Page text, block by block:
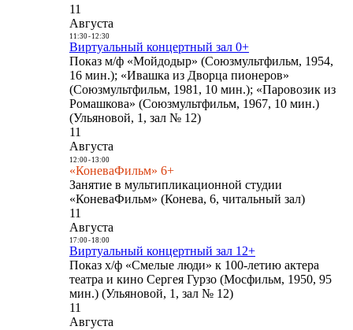
11
Августа
11:30- 12:30
Виртуальный концертный зал 0+
Показ м/ф «Мойдодыр» (Союзмультфильм, 1954,
16 мин.); «Ивашка из Дворца пионеров»
(Союзмультфильм, 1981, 10 мин.); «Паровозик из
Ромашкова» (Союзмультфильм, 1967, 10 мин.)
(Ульяновой, 1, зал № 12)
11
Августа
12:00- 13:00
«КоневаФильм» 6+
Занятие в мультипликационной студии
«КоневаФильм» (Конева, 6, читальный зал)
11
Августа
17:00- 18:00
Виртуальный концертный зал 12+
Показ х/ф «Смелые люди» к 100-летию актера
театра и кино Сергея Гурзо (Мосфильм, 1950, 95
мин.) (Ульяновой, 1, зал № 12)
11
Августа